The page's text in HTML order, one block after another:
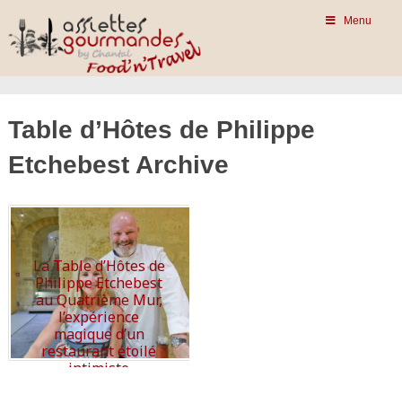
Menu
Table d’Hôtes de Philippe
Etchebest Archive
La Table d’Hôtes de
Philippe Etchebest
au Quatrième Mur,
l’expérience
magique d’un
restaurant étoilé
intimiste